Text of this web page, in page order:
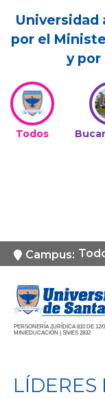
Universidad
por el
y por
Todos
Campus:
PERSONERÍA JURÍDICA 810 DE 12/
MINIEDUCACIÓN | SNIES 2832
LÍDERES